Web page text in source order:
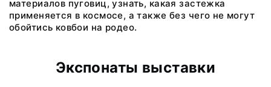
материалов пуговиц, узнать, какая застежка
применяется в космосе, а также без чего не могут
обойтись ковбои на родео.
Экспонаты выставки